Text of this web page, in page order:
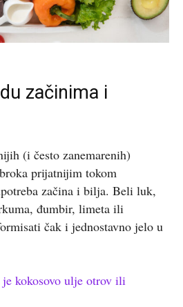
začinima i
(i često zanemarenih)
prijatnijim tokom
začina i bilja. Beli luk,
đumbir, limeta ili
čak i jednostavno jelo u
kokosovo ulje otrov ili